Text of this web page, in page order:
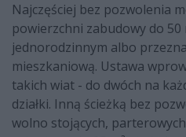
Najczęściej bez pozwolenia
powierzchni zabudowy do 50
jednorodzinnym albo
mieszkaniową. Ustawa
takich wiat - do dwóch na
działki. Inną ścieżką bez
wolno stojących,